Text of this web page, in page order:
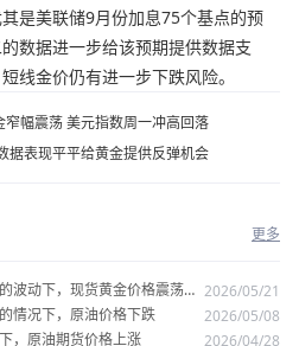
是美联储9月份加息75个基点的预
数据进一步给该预期提供数据支
线金价仍有进一步下跌风险。
幅震荡 美元指数周一冲高回落
据表现平平给黄金提供反弹机会
更多
波动下，现货黄金价格震荡走 2026/05/21
情况下，原油价格下跌
2026/05/08
，原油期货价格上涨
2026/04/28